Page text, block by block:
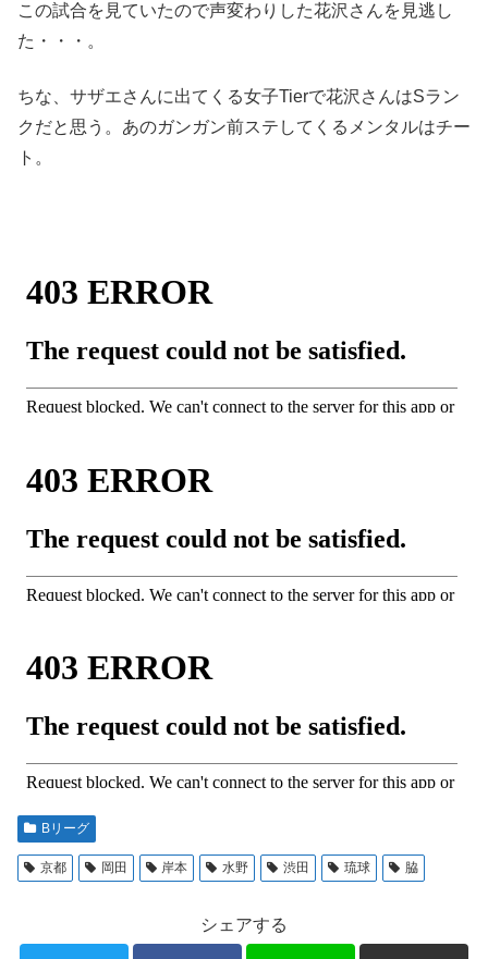
この試合を見ていたので声変わりした花沢さんを見逃し
た・・・。
ちな、サザエさんに出てくる女子Tierで花沢さんはSラン
クだと思う。あのガンガン前ステしてくるメンタルはチー
ト。
Bリーグ
京都 岡田 岸本 水野 渋田 琉球 脇
シェアする